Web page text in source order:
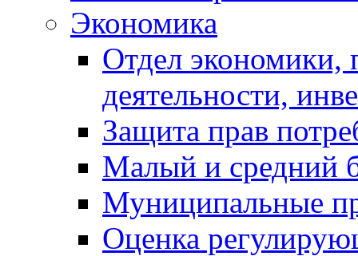
Экономика
Отдел экономики,
деятельности,
Защита прав
Малый и средний
Муниципальные
Оценка